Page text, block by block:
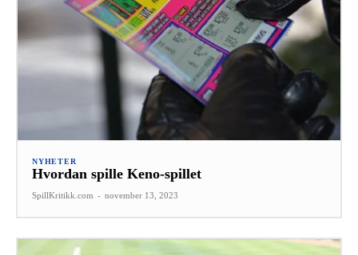
NYHETER
Hvordan spille Keno-spillet
SpillKritikk.com - november 13, 2023